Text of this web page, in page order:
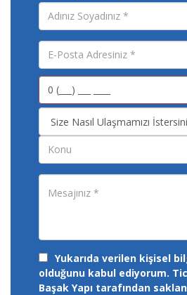
Yukarıda verilen kişisel
olduğunu kabul ediyorum.
Başak Yapı tarafından